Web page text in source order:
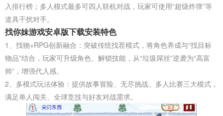
入排行榜；多人模式最多可四人联机对战，玩家可使用“超级炸弹”等
道具干扰对手。
找你妹游戏安卓版下载安装特色
1、找物+RPG创新融合‌：突破传统找茬模式，将‌角色养成‌与“找目标
物品”结合，玩家可升级角色、解锁技能，从“垃圾屌丝”逆袭为“高富
帅”，增强代入感。
2、多模式玩法体验‌：提供‌故事冒险、无尽挑战、多人比赛‌三大模式，
满足单人闯关、全球竞技与好友对战需求。